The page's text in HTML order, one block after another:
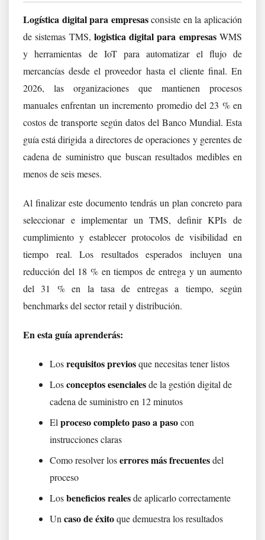
Logística digital para empresasconsiste en la aplicación
de sistemas TMS, logistica digital para empresasWMS
y herramientas de IoT para automatizar el flujo de
mercancías desde el proveedor hasta el cliente final. En
2026, las organizaciones que mantienen procesos
manuales enfrentan un incremento promedio del 23 % en
costos de transporte según datos del Banco Mundial. Esta
guía está dirigida a directores de operaciones y gerentes de
cadena de suministro que buscan resultados medibles en
menos de seis meses.
Al finalizar este documento tendrás un plan concreto para
seleccionar e implementar un TMS, definir KPIs de
cumplimiento y establecer protocolos de visibilidad en
tiempo real. Los resultados esperados incluyen una
reducción del 18 % en tiempos de entrega y un aumento
del 31 % en la tasa de entregas a tiempo, según
benchmarks del sector retail y distribución.
En esta guía aprenderás:
Losrequisitos previosque necesitas tener listos
Losconceptos esencialesde la gestión digital de
cadena de suministro en 12 minutos
Elproceso completo paso a pasocon
instrucciones claras
Como resolver loserrores más frecuentesdel
proceso
Losbeneficios realesde aplicarlo correctamente
Uncaso de éxitoque demuestra los resultados